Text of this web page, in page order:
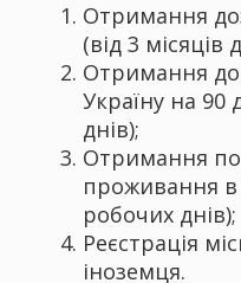
Отримання
(від 3 місяців
Отримання
Україну на 90
днів);
Отримання
проживання в
робочих днів);
Реєстрація
іноземця.